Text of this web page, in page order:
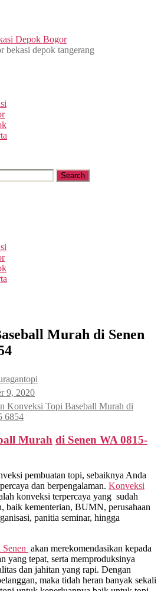
Depok Bogor
bekasi depok tangerang
Murah di Senen
9, 2020
Konveksi Topi Baseball Murah di
6854
Murah di Senen WA 0815-
pembuatan topi, sebaiknya Anda
dan berpengalaman. Konveksi
konveksi terpercaya yang sudah
baik kementerian, BUMN, perusahaan
panitia seminar, hingga
Senen akan merekomendasikan kepada
yang tepat, serta memproduksinya
dan jahitan yang rapi. Dengan
maka tidah heran banyak sekali